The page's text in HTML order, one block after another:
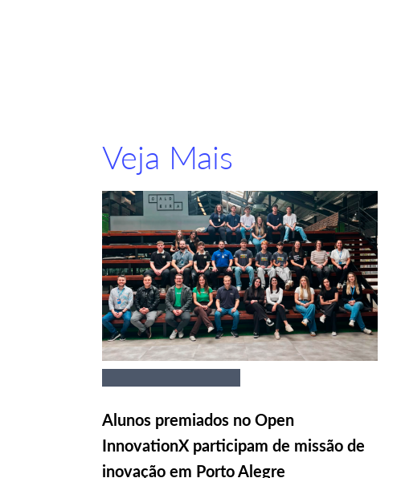
Veja Mais
Alunos premiados no Open
InnovationX participam de missão de
inovação em Porto Alegre